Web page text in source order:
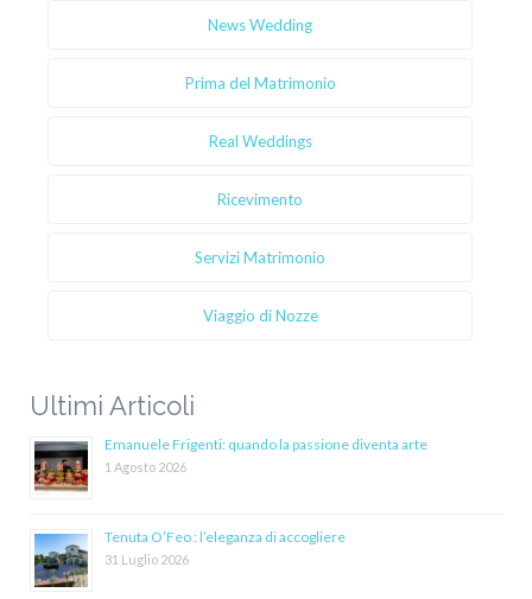
News Wedding
Prima del Matrimonio
Real Weddings
Ricevimento
Servizi Matrimonio
Viaggio di Nozze
Ultimi Articoli
Emanuele Frigenti: quando la passione diventa arte
1 Agosto 2026
Tenuta O’Feo : l’eleganza di accogliere
31 Luglio 2026